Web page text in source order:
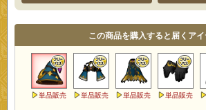
この商品を購入すると届くア
単品販売 単品販売 単品販売 単品販売